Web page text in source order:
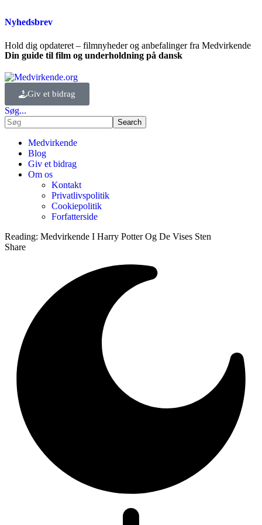
Nyhedsbrev
Hold dig opdateret – filmnyheder og anbefalinger fra Medvirkende
Din guide til film og underholdning på dansk
Giv et bidrag
Søg...
Medvirkende
Blog
Giv et bidrag
Om os
Kontakt
Privatlivspolitik
Cookiepolitik
Forfatterside
Reading: Medvirkende I Harry Potter Og De Vises Sten
Share